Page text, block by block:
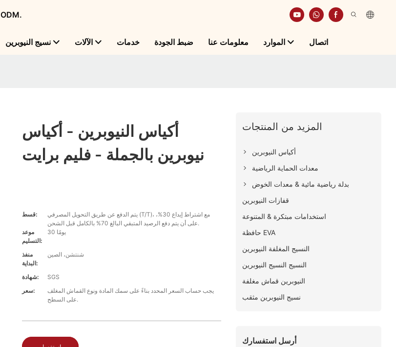
Flame Bright - شركة تصنيع منتجات النيوبرين الرائدة عالميًا مع OEM & خدمة ODM.
نسيج النيوبرين الآلات خدمات ضبط الجودة معلومات عنا الموارد اتصال
أكياس النيوبرين - أكياس
نيوبرين بالجملة - فليم برايت
قسط:
يتم الدفع عن طريق التحويل المصرفي (T/T)، مع اشتراط إيداع 30%،
على أن يتم دفع الرصيد المتبقي البالغ 70% بالكامل قبل الشحن.
موعد
التسليم:
30 يومًا
منفذ
البداية:
شنتشن، الصين
شهادة:
SGS
سعر:
يجب حساب السعر المحدد بناءً على سمك المادة ونوع القماش المغلف
على السطح.
المزيد من المنتجات
أكياس النيوبرين
معدات الحماية الرياضية
بدلة رياضية مائية & معدات الخوض
قفازات النيوبرين
استخدامات مبتكرة & المتنوعة
حافظة EVA
النسيج المغلفة النيوبرين
النسيج النسيج النيوبرين
النيوبرين قماش مغلفة
نسيج النيوبرين مثقب
أرسل استفسارك